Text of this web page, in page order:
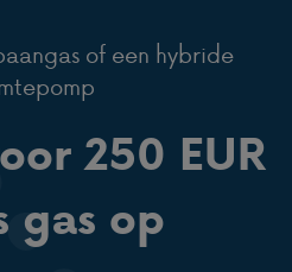
of een hybride
250 EUR
gas op